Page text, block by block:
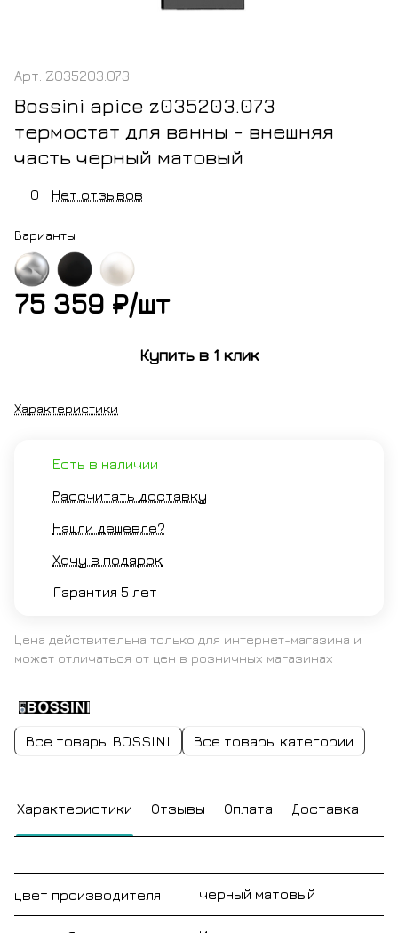
Арт. Z035203.073
Bossini apice z035203.073
термостат для ванны - внешняя
часть черный матовый
0 Нет отзывов
Варианты
черныйбелый
75 359 ₽/шт
Купить в 1 клик
Характеристики
Есть в наличии
Рассчитать доставку
Нашли дешевле?
Хочу в подарок
Гарантия 5 лет
Цена действительна только для интернет-магазина и
может отличаться от цен в розничных магазинах
Все товары BOSSINI Все товары категории
Характеристики Отзывы Оплата Доставка
цвет производителя черный матовый